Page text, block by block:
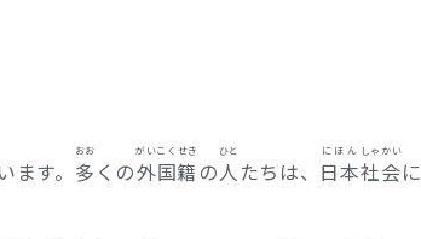
ます。 多
おお
くの外
がい
国籍
こくせき
の人
ひと
たちは、 日本
にほん
社会
しゃかい
に